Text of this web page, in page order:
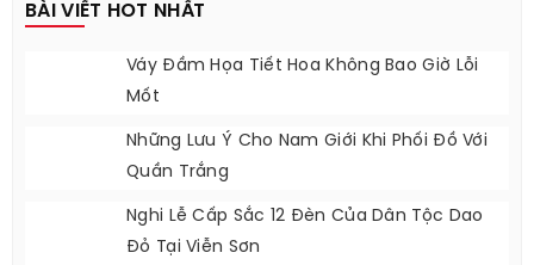
Váy Đầm Nữ
Váy Đầm Họa Tiết Hoa Không Bao Giờ Lỗi
Những Lưu Ý Cho Nam Giới Khi Phối Đồ Với